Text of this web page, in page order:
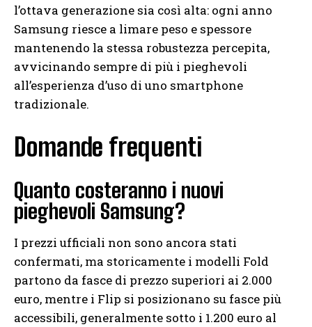
l’ottava generazione sia così alta: ogni anno
Samsung riesce a limare peso e spessore
mantenendo la stessa robustezza percepita,
avvicinando sempre di più i pieghevoli
all’esperienza d’uso di uno smartphone
tradizionale.
Domande frequenti
Quanto costeranno i nuovi
pieghevoli Samsung?
I prezzi ufficiali non sono ancora stati
confermati, ma storicamente i modelli Fold
partono da fasce di prezzo superiori ai 2.000
euro, mentre i Flip si posizionano su fasce più
accessibili, generalmente sotto i 1.200 euro al